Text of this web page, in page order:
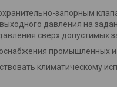
запорным
давления на
сверх допустимых
промышленных
климатическому